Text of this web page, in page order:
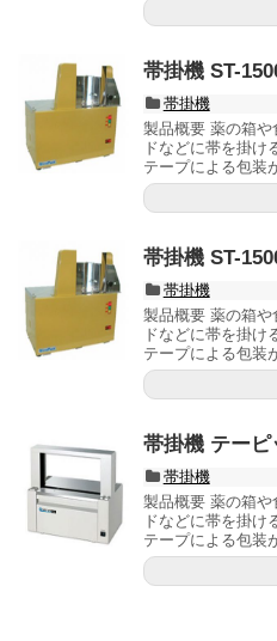
帯掛機 ST-
帯掛機
製品概要 薬の箱
ドなどに帯を掛け
テープによる包装
帯掛機 ST-
帯掛機
製品概要 薬の箱
ドなどに帯を掛け
テープによる包装
帯掛機 テーピ
帯掛機
製品概要 薬の箱
ドなどに帯を掛け
テープによる包装